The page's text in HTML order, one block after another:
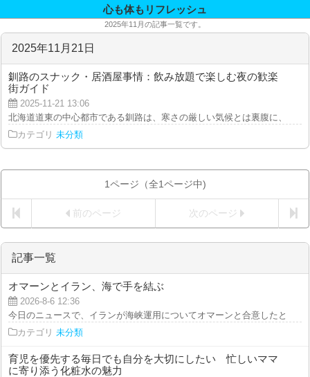
心も体もリフレッシュ
2025年11月の記事一覧です。
2025年11月21日
釧路のスナック・居酒屋事情：飲み放題で楽しむ夜の歓楽
街ガイド
2025-11-21 13:06
北海道道東の中心都市である釧路は、寒さの厳しい気候とは裏腹に、港町
カテゴリ 未分類
1ページ（全1ページ中)
前のページ 次のページ
記事一覧
オマーンとイラン、海で手を結ぶ
2026-8-6 12:36
今日のニュースで、イランが海峡運用についてオマーンと合意したと知っ
カテゴリ 未分類
育児を優先する毎日でも自分を大切にしたい 忙しいママ
に寄り添う化粧水の魅力